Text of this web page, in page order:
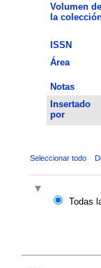
Volumen de
la
ISSN
Área
Notas
Insertado
por
Seleccionar todo
Todas